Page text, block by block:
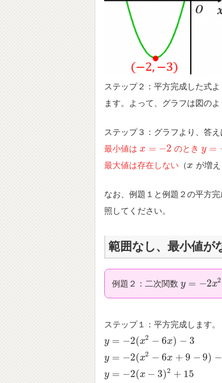
ステップ２：平方完成した式
ます。よって、グラフは図のよ
ステップ３：グラフより、答え
最小値は x = −2
x= −2 のときy =
y=−3
最大値は存在しない （x
x が増
なお、例題１と例題２の平方
照してください。
範囲なし、最小値が
例題２：二次関数 y = −2x2
y=−2 x2+12
ステップ１：平方完成します。
y = −2(x2 − 6x) − 3
y=−2 (x2−6x) −3
y = −2(x2 − 6x + 9 − 9) −
y=−2 (x2−6x+9−9)− 3
y = −2(x − 3)2 + 15
y=−2 (x−3)2 +15